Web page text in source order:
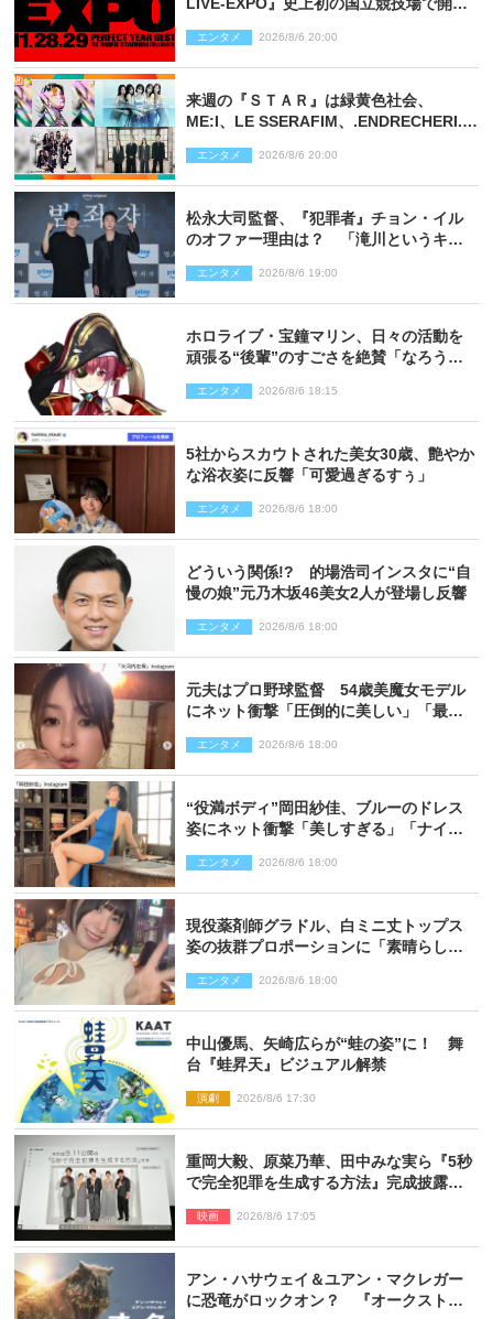
LIVE‐EXPO』史上初の国立競技場で開催
エンタメ 2026/8/6 20:00
来週の『ＳＴＡＲ』は緑黄色社会、
ME:I、LE SSERAFIM、.ENDRECHERI.が
エンタメ 2026/8/6 20:00
松永大司監督、『犯罪者』チョン・イル
のオファー理由は？ 「滝川というキャ
かった」
エンタメ 2026/8/6 19:00
ホロライブ・宝鐘マリン、日々の活動を
頑張る“後輩”のすごさを絶賛「なろう系
エンタメ 2026/8/6 18:15
5社からスカウトされた美女30歳、艶やか
な浴衣姿に反響「可愛過ぎるすぅ」
エンタメ 2026/8/6 18:00
どういう関係!? 的場浩司インスタに“自
慢の娘”元乃木坂46美女2人が登場し反響
エンタメ 2026/8/6 18:00
元夫はプロ野球監督 54歳美魔女モデル
にネット衝撃「圧倒的に美しい」「最強
エンタメ 2026/8/6 18:00
“役満ボディ”岡田紗佳、ブルーのドレス
姿にネット衝撃「美しすぎる」「ナイ
エンタメ 2026/8/6 18:00
現役薬剤師グラドル、白ミニ丈トップス
姿の抜群プロポーションに「素晴らしす
エンタメ 2026/8/6 18:00
中山優馬、矢崎広らが“蛙の姿”に！ 舞
台『蛙昇天』ビジュアル解禁
演劇 2026/8/6 17:30
重岡大毅、原菜乃華、田中みな実ら『5秒
で完全犯罪を生成する方法』完成披露に
映画 2026/8/6 17:05
アン・ハサウェイ＆ユアン・マクレガー
に恐竜がロックオン？ 『オークストリ